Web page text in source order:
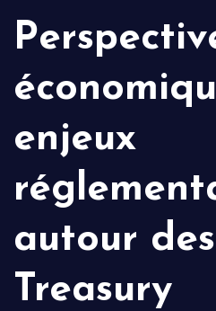
enjeux
autour
Treasury